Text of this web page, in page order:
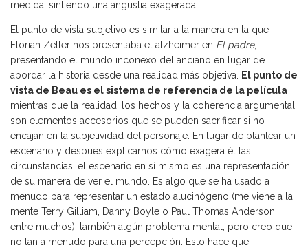
medida, sintiendo una angustia exagerada.
El punto de vista subjetivo es similar a la manera en la que
Florian Zeller nos presentaba el alzheimer en El padre,
presentando el mundo inconexo del anciano en lugar de
abordar la historia desde una realidad más objetiva.
El punto de
vista de Beau es el sistema de referencia de la película
mientras que la realidad, los hechos y la coherencia argumental
son elementos accesorios que se pueden sacrificar si no
encajan en la subjetividad del personaje. En lugar de plantear un
escenario y después explicarnos cómo exagera él las
circunstancias, el escenario en sí mismo es una representación
de su manera de ver el mundo. Es algo que se ha usado a
menudo para representar un estado alucinógeno (me viene a la
mente Terry Gilliam, Danny Boyle o Paul Thomas Anderson,
entre muchos), también algún problema mental, pero creo que
no tan a menudo para una percepción. Esto hace que